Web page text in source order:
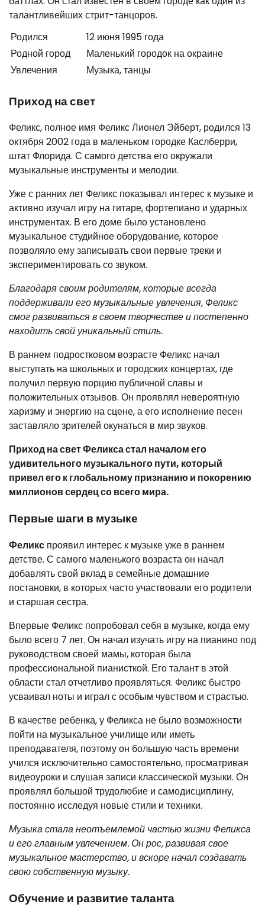
талантливейших стрит-танцоров.
Родился
12 июня 1995 года
Родной город
Маленький городок на окраине
Увлечения
Музыка, танцы
Приход на свет
Феликс, полное имя Феликс Лионел Эйберт, родился 13
октября 2002 года в маленьком городке Каслберри,
штат Флорида. С самого детства его окружали
музыкальные инструменты и мелодии.
Уже с ранних лет Феликс показывал интерес к музыке и
активно изучал игру на гитаре, фортепиано и ударных
инструментах. В его доме было установлено
музыкальное студийное оборудование, которое
позволяло ему записывать свои первые треки и
экспериментировать со звуком.
Благодаря своим родителям, которые всегда
поддерживали его музыкальные увлечения, Феликс
смог развиваться в своем творчестве и постепенно
находить свой уникальный стиль.
В раннем подростковом возрасте Феликс начал
выступать на школьных и городских концертах, где
получил первую порцию публичной славы и
положительных отзывов. Он проявлял невероятную
харизму и энергию на сцене, а его исполнение песен
заставляло зрителей окунаться в мир звуков.
Приход на свет Феликса стал началом его
удивительного музыкального пути, который
привел его к глобальному признанию и покорению
миллионов сердец со всего мира.
Первые шаги в музыке
Феликс проявил интерес к музыке уже в раннем
детстве. С самого маленького возраста он начал
добавлять свой вклад в семейные домашние
постановки, в которых часто участвовали его родители
и старшая сестра.
Впервые Феликс попробовал себя в музыке, когда ему
было всего 7 лет. Он начал изучать игру на пианино под
руководством своей мамы, которая была
профессиональной пианисткой. Его талант в этой
области стал отчетливо проявляться. Феликс быстро
усваивал ноты и играл с особым чувством и страстью.
В качестве ребенка, у Феликса не было возможности
пойти на музыкальное училище или иметь
преподавателя, поэтому он большую часть времени
учился исключительно самостоятельно, просматривая
видеоуроки и слушая записи классической музыки. Он
проявлял большой трудолюбие и самодисциплину,
постоянно исследуя новые стили и техники.
Музыка стала неотъемлемой частью жизни Феликса
и его главным увлечением. Он рос, развивая свое
музыкальное мастерство, и вскоре начал создавать
свою собственную музыку.
Обучение и развитие таланта